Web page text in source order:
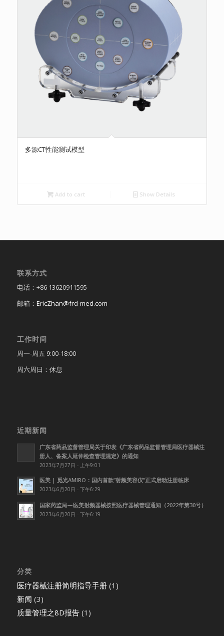
多源CT性能测试模型
Add to cart Show Details
联系方式
电话：+86 13620911595
邮箱： EricZhan@frd-med.com
工作时间
周一-周五 9:00-18:00
周六周日：休息
近期新闻
广东省药品监督管理局关于印发《广东省药品监督管理局医疗器械注
册人、备案人延伸检查管理规定》的通知
2023年7月27日 - 上午9:01
医美 | 觅光AMIRO：国内首款”射频美容仪”正式启动注册临床
2023年6月20日 - 下午6:29
国家药监局—医美射频器械按照医疗器械管理通知（2022年第30号）
2023年6月20日 - 下午6:19
分类
医疗器械注册简明指导手册(1)
新闻 (3)
质量管理之8D报告(1)